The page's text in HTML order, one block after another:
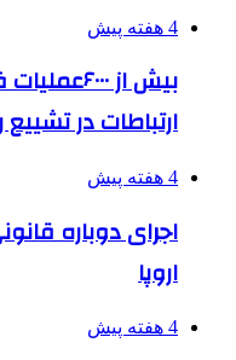
4 هفته پیش
بیش از
ارتباطات در
4 هفته پیش
اجرای دوباره
اروپا
4 هفته پیش